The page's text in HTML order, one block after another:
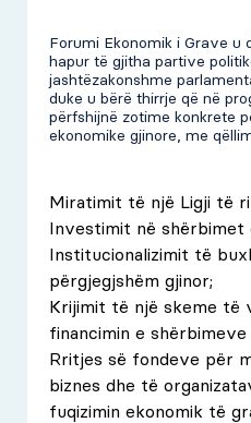
Forumi Ekonomik i Grave u
hapur të gjitha partive
jashtëzakonshme
duke u bërë thirrje që në
përfshijnë zotime konkrete
ekonomike gjinore, me
Miratimit të një Ligji të
Investimit në shërbimet
Institucionalizimit të
përgjegjshëm gjinor;
Krijimit të një skeme të
financimin e shërbimeve
Rritjes së fondeve për
biznes dhe të
fuqizimin ekonomik të